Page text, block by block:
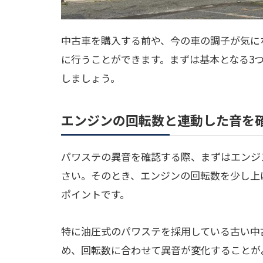
中古車を購入する前や、今の車の調子が気
に行うことができます。まずは基本となる3
しましょう。
エンジンの回転数と連動した音を
パワステの異音を確認する際、まずはエン
さい。そのとき、エンジンの回転数を少し
ポイントです。
特に油圧式のパワステを採用している古い
め、回転数に合わせて異音が変化すること